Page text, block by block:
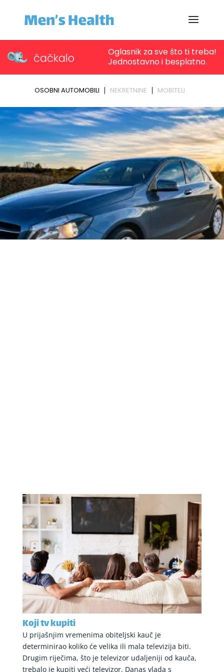
Koji tv kupiti
U prijašnjim vremenima obiteljski kauč je
determinirao koliko će velika ili mala televizija biti.
Drugim riječima, što je televizor udaljeniji od kauča,
trebalo je kupiti veći televizor. Danas vlada s